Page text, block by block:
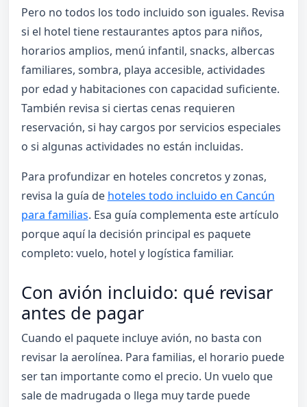
Pero no todos los todo incluido son iguales. Revisa
si el hotel tiene restaurantes aptos para niños,
horarios amplios, menú infantil, snacks, albercas
familiares, sombra, playa accesible, actividades
por edad y habitaciones con capacidad suficiente.
También revisa si ciertas cenas requieren
reservación, si hay cargos por servicios especiales
o si algunas actividades no están incluidas.
Para profundizar en hoteles concretos y zonas,
revisa la guía de hoteles todo incluido en Cancún
para familias. Esa guía complementa este artículo
porque aquí la decisión principal es paquete
completo: vuelo, hotel y logística familiar.
Con avión incluido: qué revisar
antes de pagar
Cuando el paquete incluye avión, no basta con
revisar la aerolínea. Para familias, el horario puede
ser tan importante como el precio. Un vuelo que
sale de madrugada o llega muy tarde puede